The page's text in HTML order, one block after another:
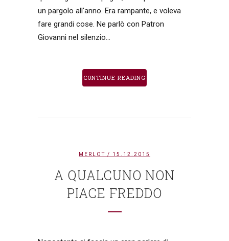
un pargolo all'anno. Era rampante, e voleva
fare grandi cose. Ne parlò con Patron
Giovanni nel silenzio...
CONTINUE READING
MERLOT / 15.12.2015
A QUALCUNO NON
PIACE FREDDO